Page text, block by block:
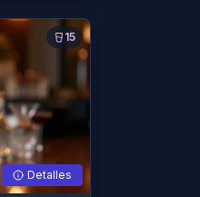
15
Detalles